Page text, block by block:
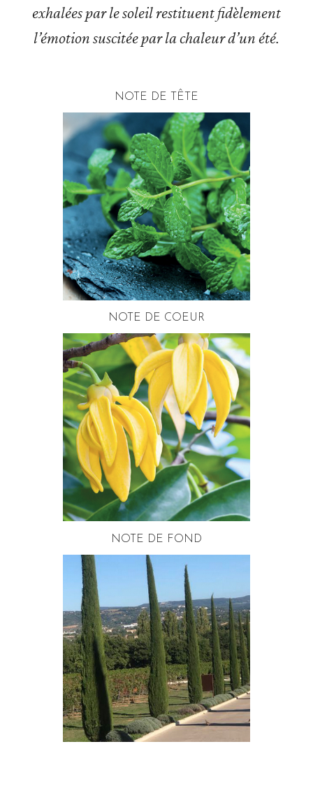
exhalées par le soleil restituent fidèlement
l’émotion suscitée par la chaleur d’un été.
NOTE DE TÊTE
NOTE DE COEUR
NOTE DE FOND